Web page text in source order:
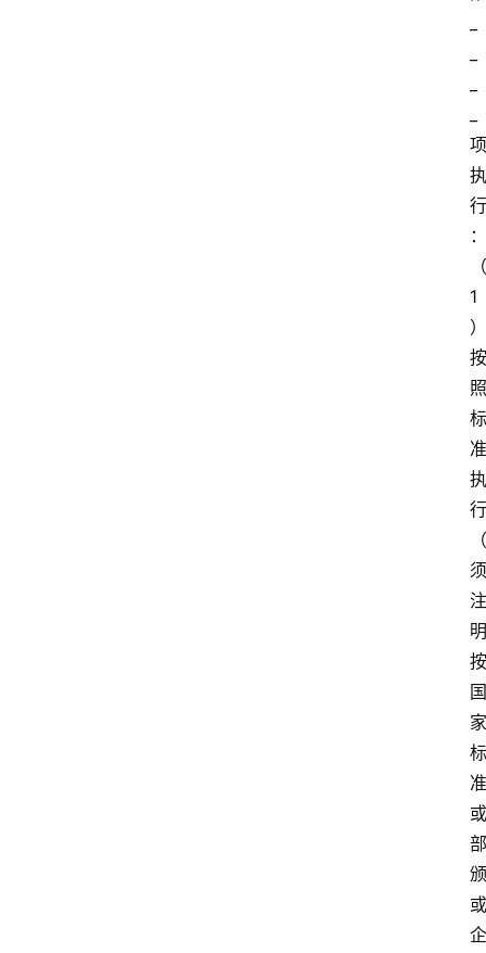
项
执
行
：
（
1
）
按
照
标
准
执
行
（
须
注
明
按
国
家
标
准
或
部
颁
或
企